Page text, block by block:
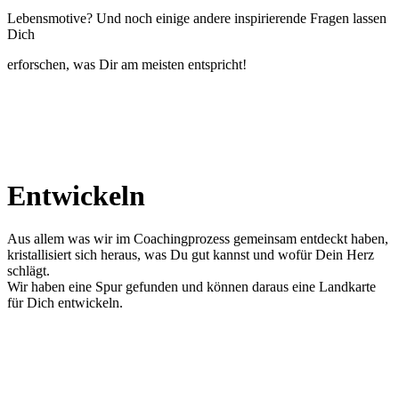
Lebensmotive? Und noch einige andere inspirierende Fragen lassen
Dich
erforschen, was Dir am meisten entspricht!
Entwickeln
Aus allem was wir im Coachingprozess gemeinsam entdeckt haben,
kristallisiert sich heraus, was Du gut kannst und wofür Dein Herz
schlägt.
Wir haben eine Spur gefunden und können daraus eine Landkarte
für Dich entwickeln.